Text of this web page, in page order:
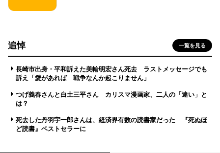
追悼 一覧を見る
長崎市出身・平和訴えた美輪明宏さん死去 ラストメッセージでも
訴え「愛があれば 戦争なんか起こりません」
つげ義春さんと白土三平さん カリスマ漫画家、二人の「違い」と
は？
死去した丹羽宇一郎さんは、経済界有数の読書家だった 『死ぬほ
ど読書』ベストセラーに